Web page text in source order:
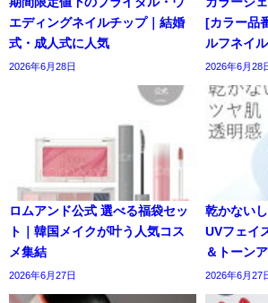
エディングネイルチップ｜結婚
式・成人式に人気
2026年6月28日
[カラー品
ルフネイ
2026年6月28
ロムアンド公式 選べる福袋セッ
ト｜韓国メイクが叶う人気コス
メ集結
2026年6月27日
乾かない
UVフェイ
＆トーン
2026年6月27